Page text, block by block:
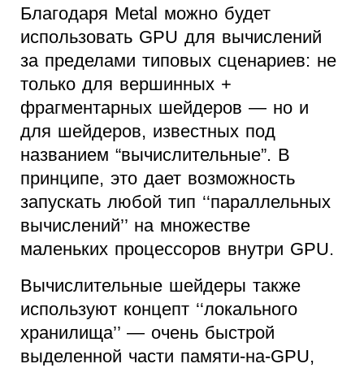
Благодаря Metal можно будет
использовать GPU для вычислений
за пределами типовых сценариев: не
только для вершинных +
фрагментарных шейдеров — но и
для шейдеров, известных под
названием “вычислительные”. В
принципе, это дает возможность
запускать любой тип ‘‘параллельных
вычислений’’ на множестве
маленьких процессоров внутри GPU.
Вычислительные шейдеры также
используют концепт ‘‘локального
хранилища’’ — очень быстрой
выделенной части памяти-на-GPU,